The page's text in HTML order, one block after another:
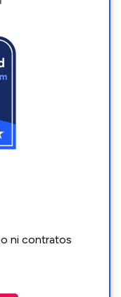
ni contratos